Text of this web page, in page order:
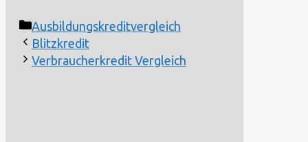
Kategorien
Ausbildungskreditvergleich
Blitzkredit
Verbraucherkredit Vergleich